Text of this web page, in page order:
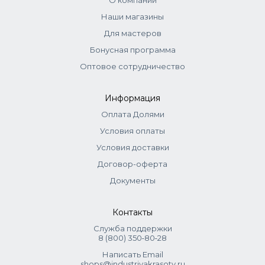
основного оттенка. Также можно использовать в чистом
виде для яркого окрашивания: краситель + оксид 1,5%
(1:1). Для пастельного окрашивания: краситель + оксид 3%
1,5% (1:2), выдержка 20 мин.
Наши магазины
Для мастеров
Бонусная программа
Оптовое сотрудничество
Информация
Оплата Долями
Условия оплаты
Условия доставки
Договор-оферта
Документы
Контакты
Служба поддержки
8 (800) 350‑80‑28
Написать Email